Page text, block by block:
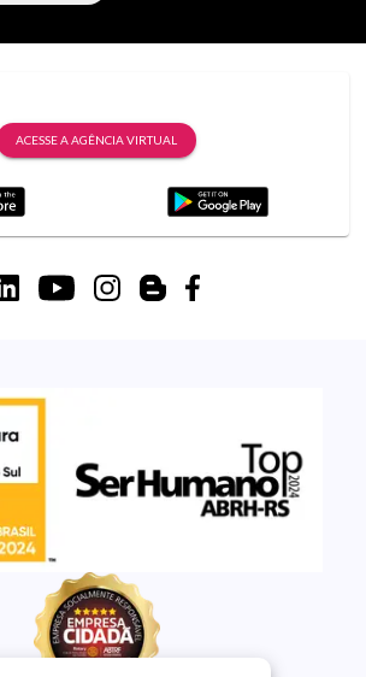
ACESSE A AGÊNCIA VIRTUAL